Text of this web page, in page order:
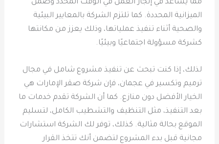
مما يساعد في إنجاز العمل في الوقت المحدد وضمن
الميزانية المحددة. كما تلتزم الشركة بالمعايير البيئية
والصحية أثناء تنفيذ عملياتها، وذلك يعزز من مكانتها
كشركة مسؤولة اجتماعيًا وبيئيًا.
لذلك، إذا كنت تبحث عن تنفيذ مشروع شامل في مجال
ترميم وتكسير في عجمان، فإن شركة صقر الإمارات هي
الخيار الأفضل دون منازع. كما أن الشركة تقدم خدمات ما
بعد التنفيذ، مثل التنظيف والتشطيب الكامل، لتسليم
الموقع بحالة مثالية. كذلك، توفر لك الشركة استشارات
مجانية قبل بدء المشروع لتضمن أنك تتخذ القرار